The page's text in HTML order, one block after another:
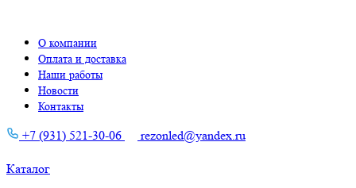
О компании
Оплата и доставка
Наши работы
Новости
Контакты
+7 (931) 521-30-06 rezonled@yandex.ru
Каталог